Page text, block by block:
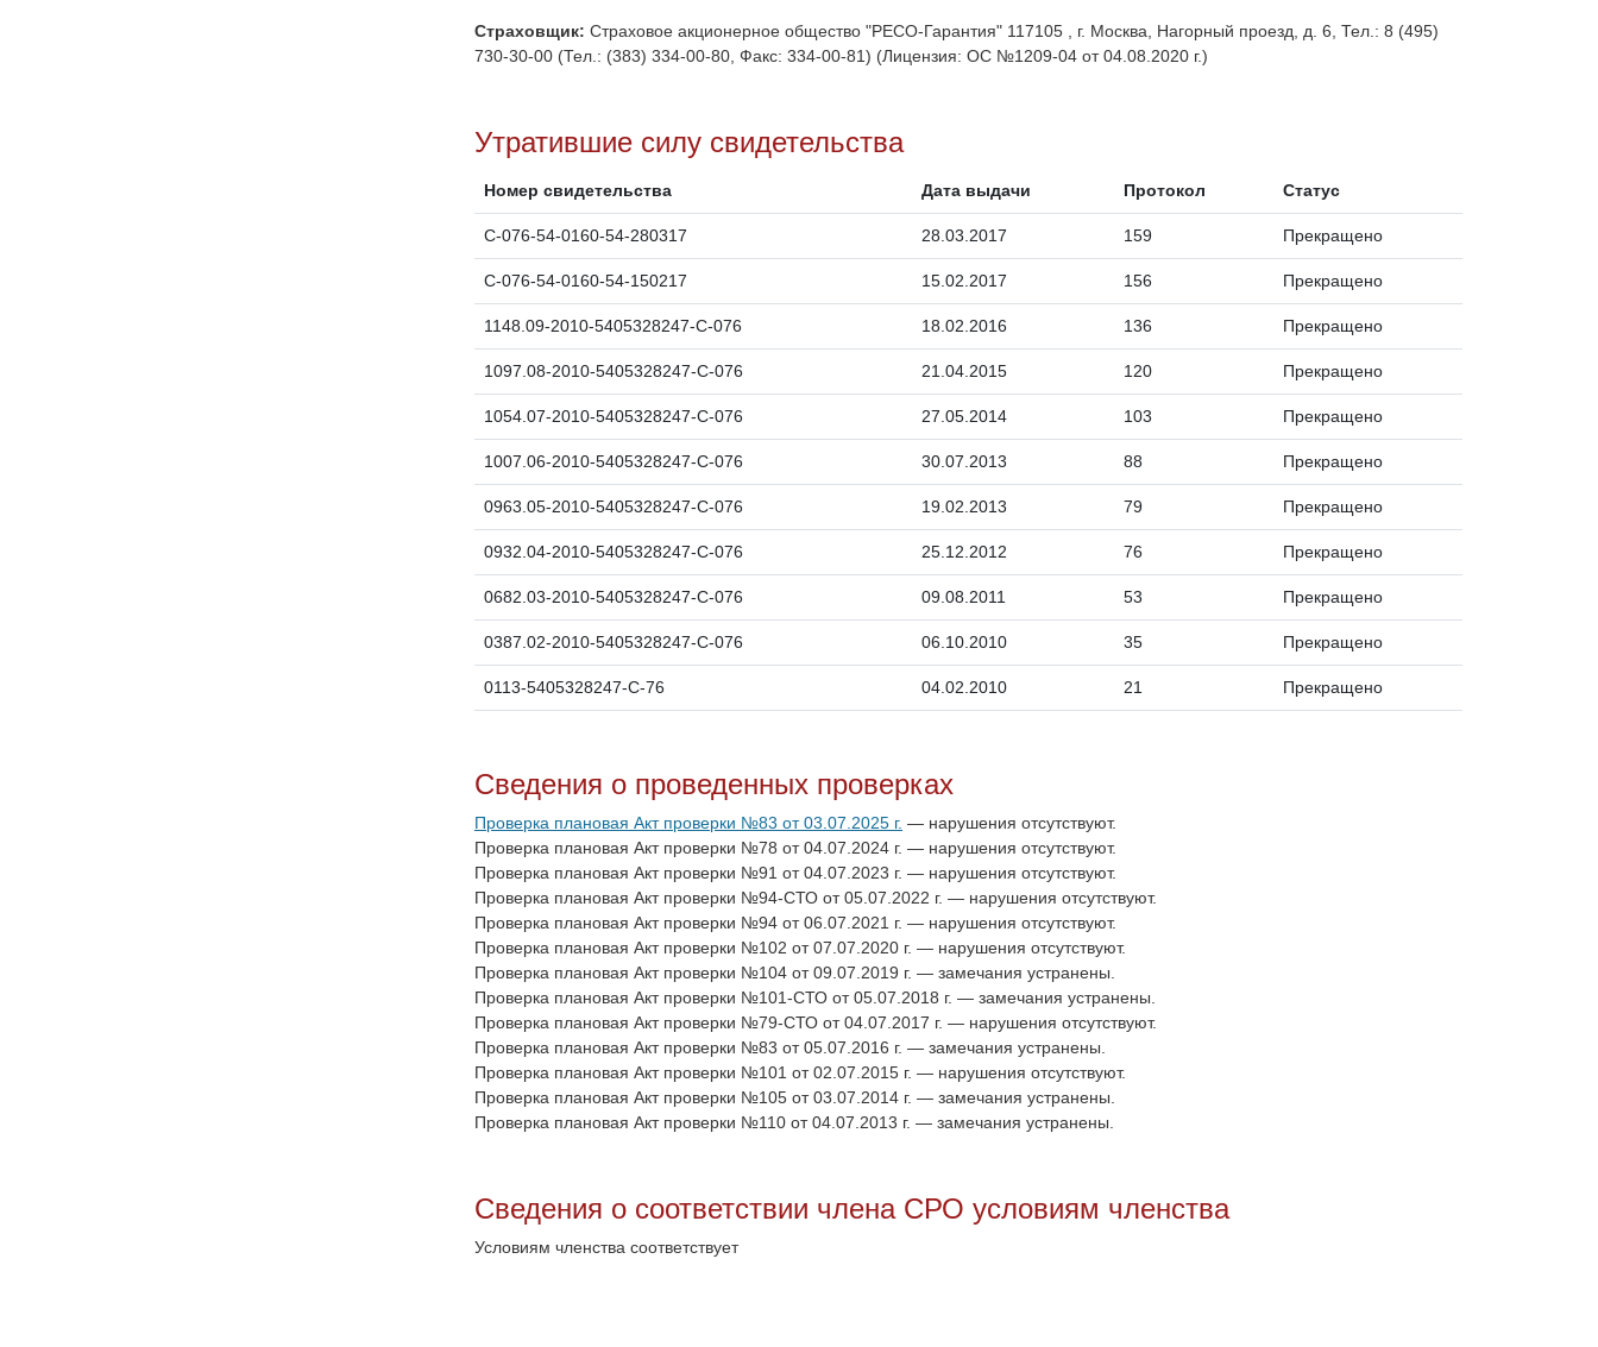
Страховщик: Страховое акционерное общество "РЕСО-Гарантия" 117105 , г. Москва, Нагорный проезд, д. 6, Тел.: 8 (495)
730-30-00 (Тел.: (383) 334-00-80, Факс: 334-00-81) (Лицензия: ОС №1209-04 от 04.08.2020 г.)
Утратившие силу свидетельства
Номер свидетельства Дата выдачи Протокол Статус
C-076-54-0160-54-280317 28.03.2017 159 Прекращено
C-076-54-0160-54-150217 15.02.2017 156 Прекращено
1148.09-2010-5405328247-С-076 18.02.2016 136 Прекращено
1097.08-2010-5405328247-С-076 21.04.2015 120 Прекращено
1054.07-2010-5405328247-С-076 27.05.2014 103 Прекращено
1007.06-2010-5405328247-С-076 30.07.2013 88 Прекращено
0963.05-2010-5405328247-С-076 19.02.2013 79 Прекращено
0932.04-2010-5405328247-С-076 25.12.2012 76 Прекращено
0682.03-2010-5405328247-С-076 09.08.2011 53 Прекращено
0387.02-2010-5405328247-С-076 06.10.2010 35 Прекращено
0113-5405328247-С-76 04.02.2010 21 Прекращено
Сведения о проведенных проверках
Проверка плановая Акт проверки №83 от 03.07.2025 г. — нарушения отсутствуют.
Проверка плановая Акт проверки №78 от 04.07.2024 г. — нарушения отсутствуют.
Проверка плановая Акт проверки №91 от 04.07.2023 г. — нарушения отсутствуют.
Проверка плановая Акт проверки №94-СТО от 05.07.2022 г. — нарушения отсутствуют.
Проверка плановая Акт проверки №94 от 06.07.2021 г. — нарушения отсутствуют.
Проверка плановая Акт проверки №102 от 07.07.2020 г. — нарушения отсутствуют.
Проверка плановая Акт проверки №104 от 09.07.2019 г. — замечания устранены.
Проверка плановая Акт проверки №101-СТО от 05.07.2018 г. — замечания устранены.
Проверка плановая Акт проверки №79-СТО от 04.07.2017 г. — нарушения отсутствуют.
Проверка плановая Акт проверки №83 от 05.07.2016 г. — замечания устранены.
Проверка плановая Акт проверки №101 от 02.07.2015 г. — нарушения отсутствуют.
Проверка плановая Акт проверки №105 от 03.07.2014 г. — замечания устранены.
Проверка плановая Акт проверки №110 от 04.07.2013 г. — замечания устранены.
Сведения о соответствии члена СРО условиям членства
Условиям членства соответствует